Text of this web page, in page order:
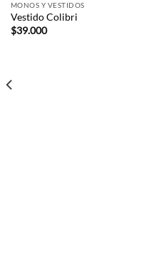
MONOS Y VESTIDOS
Vestido Colibri
$39.000